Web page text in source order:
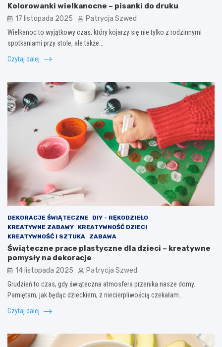
Kolorowanki wielkanocne – pisanki do druku
17 listopada 2025 Patrycja Szwed
Wielkanoc to wyjątkowy czas, który kojarzy się nie tylko z rodzinnymi
spotkaniami przy stole, ale także…
Czytaj dalej
DEKORACJE ŚWIĄTECZNE
DIY - RĘKODZIEŁO
KREATYWNE ZABAWY
KREATYWNOŚĆ DZIECI
KREATYWNOŚĆ I SZTUKA
ZABAWA
Świąteczne prace plastyczne dla dzieci – kreatywne
pomysły na dekoracje
14 listopada 2025 Patrycja Szwed
Grudzień to czas, gdy świąteczna atmosfera przenika nasze domy.
Pamiętam, jak będąc dzieckiem, z niecierpliwością czekałam…
Czytaj dalej